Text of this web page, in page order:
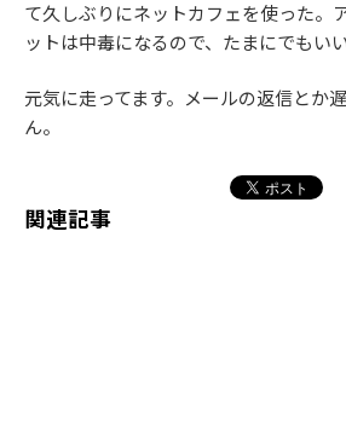
て久しぶりにネットカフェを使った。
ットは中毒になるので、たまにでもいい
元気に走ってます。メールの返信とか
ん。
関連記事